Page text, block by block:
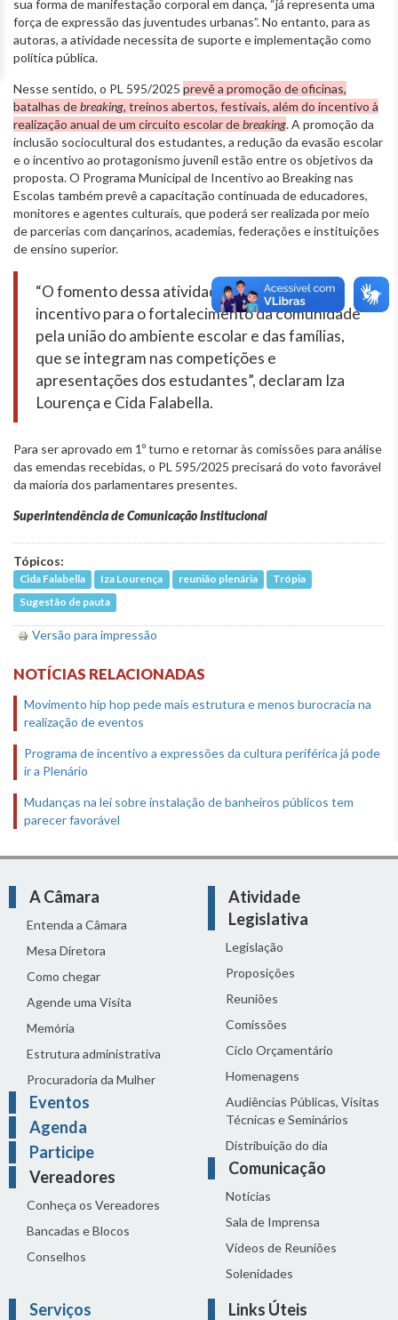
sua forma de manifestação corporal em dança, “já representa uma
força de expressão das juventudes urbanas”. No entanto, para as
autoras, a atividade necessita de suporte e implementação como
política pública.
Nesse sentido, o PL 595/2025 prevê a promoção de oficinas,
batalhas debreaking, treinos abertos, festivais, além do incentivo à
realização anual de um circuito escolar debreaking. A promoção da
inclusão sociocultural dos estudantes, a redução da evasão escolar
e o incentivo ao protagonismo juvenil estão entre os objetivos da
proposta. O Programa Municipal de Incentivo ao Breaking nas
Escolas também prevê a capacitação continuada de educadores,
monitores e agentes culturais, que poderá ser realizada por meio
de parcerias com dançarinos, academias, federações e instituições
de ensino superior.
“O fomento dessa atividade é também o
incentivo para o fortalecimento da comunidade
pela união do ambiente escolar e das famílias,
que se integram nas competições e
apresentações dos estudantes”, declaram Iza
Lourença e Cida Falabella.
Para ser aprovado em 1º turno e retornar às comissões para análise
das emendas recebidas, o PL 595/2025 precisará do voto favorável
da maioria dos parlamentares presentes.
Superintendência de Comunicação Institucional
Tópicos:
Cida Falabella Iza Lourença reunião plenária
Trópia
Sugestão de pauta
Versão para impressão
NOTÍCIAS RELACIONADAS
Movimento hip hop pede mais estrutura e menos burocracia na
realização de eventos
Programa de incentivo a expressões da cultura periférica já pode
ir a Plenário
Mudanças na lei sobre instalação de banheiros públicos tem
parecer favorável
A Câmara
Entenda a Câmara
Mesa Diretora
Como chegar
Agende uma Visita
Memória
Estrutura administrativa
Procuradoria da Mulher
Eventos
Agenda
Participe
Vereadores
Conheça os Vereadores
Bancadas e Blocos
Conselhos
Atividade
Legislativa
Legislação
Proposições
Reuniões
Comissões
Ciclo Orçamentário
Homenagens
Audiências Públicas, Visitas
Técnicas e Seminários
Distribuição do dia
Comunicação
Notícias
Sala de Imprensa
Vídeos de Reuniões
Solenidades
Serviços Links Úteis